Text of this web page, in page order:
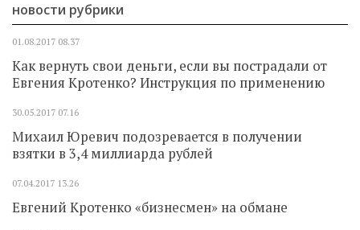
новости рубрики
01.08.2017 08.37
Как вернуть свои деньги, если вы пострадали от
Евгения Кротенко? Инструкция по применению
30.05.2017 07.16
Михаил Юревич подозревается в получении
взятки в 3,4 миллиарда рублей
07.04.2017 13.26
Евгений Кротенко «бизнесмен» на обмане